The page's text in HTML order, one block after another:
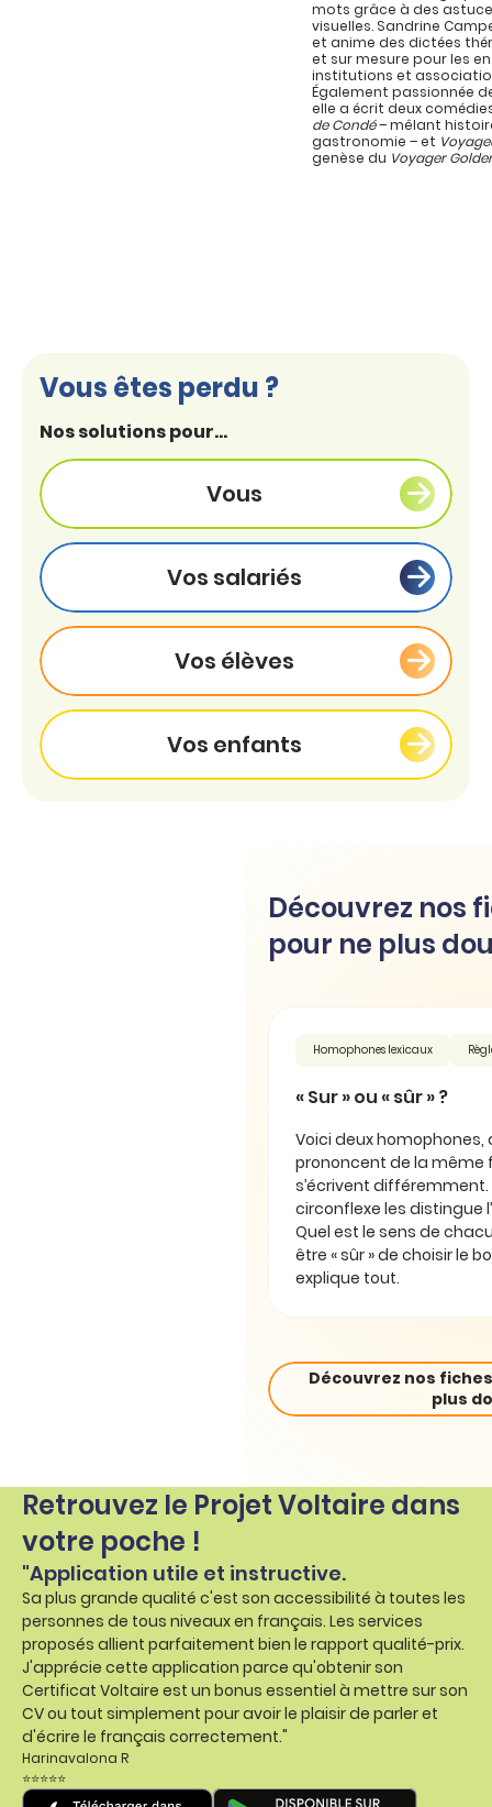
mots grâce à des
visuelles. Sandrine
et anime des dictées
et sur mesure pour les
institutions et
Également passionnée
elle a écrit deux
de Condé– mêlant
gastronomie – et
genèse du Voyager
Vous êtes perdu ?
Nos solutions pour...
Vous
Vos salariés
Vos élèves
Vos enfants
Découvrez nos
pour ne plus
Homophones lexicaux
« Sur » ou « sûr » ?
Voici deux homophones,
prononcent de la même
s’écrivent
circonflexe les distingue
Quel est le sens de
être « sûr » de choisir le
explique tout.
Découvrez nos
plus
Retrouvez le Projet Voltaire dans
votre poche !
"Application utile et instructive.
Sa plus grande qualité c'est son accessibilité à toutes les
personnes de tous niveaux en français. Les services
proposés allient parfaitement bien le rapport qualité-prix.
J'apprécie cette application parce qu'obtenir son
Certificat Voltaire est un bonus essentiel à mettre sur son
CV ou tout simplement pour avoir le plaisir de parler et
d'écrire le français correctement."
Harinavalona R
⭐⭐⭐⭐⭐